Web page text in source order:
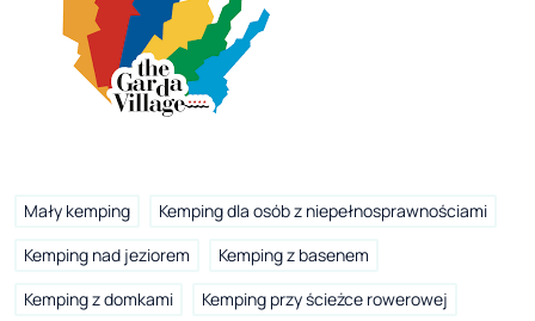
Mały kemping
Kemping dla osób z niepełnosprawnościami
Kemping nad jeziorem
Kemping z basenem
Kemping z domkami
Kemping przy ścieżce rowerowej